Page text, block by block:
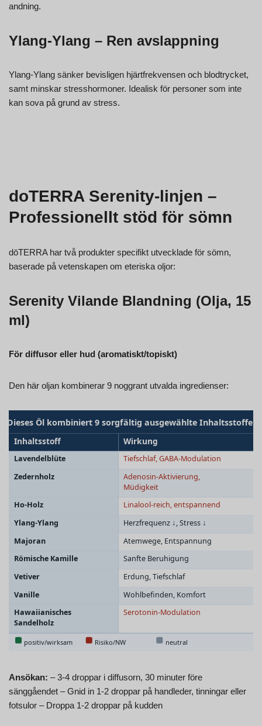
andning.
Ylang-Ylang – Ren avslappning
Ylang-Ylang sänker bevisligen hjärtfrekvensen och blodtrycket,
samt minskar stresshormoner. Idealisk för personer som inte
kan sova på grund av stress.
doTERRA Serenity-linjen –
Professionellt stöd för sömn
dōTERRA har två produkter specifikt utvecklade för sömn,
baserade på vetenskapen om eteriska oljor:
Serenity Vilande Blandning (Olja, 15
ml)
För diffusor eller hud (aromatiskt/topiskt)
Den här oljan kombinerar 9 noggrant utvalda ingredienser:
Ansökan: – 3-4 droppar i diffusorn, 30 minuter före
sänggåendet – Gnid in 1-2 droppar på handleder, tinningar eller
fotsulor – Droppa 1-2 droppar på kudden